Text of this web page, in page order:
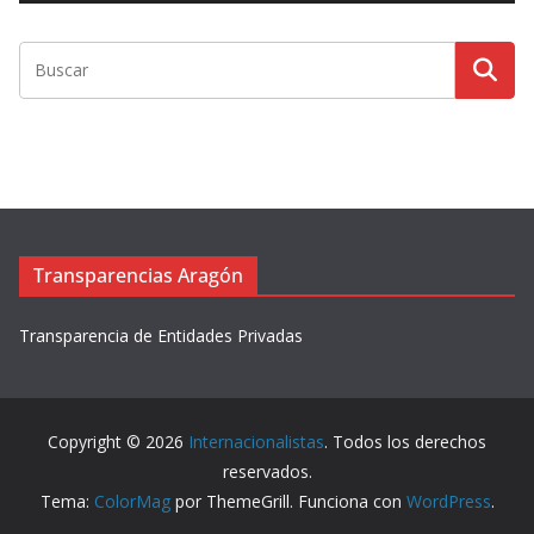
o
e
e
Transparencias Aragón
Transparencia de Entidades Privadas
Copyright © 2026 Internacionalistas. Todos los derechos
reservados.
Tema: ColorMagpor ThemeGrill. Funciona con WordPress.